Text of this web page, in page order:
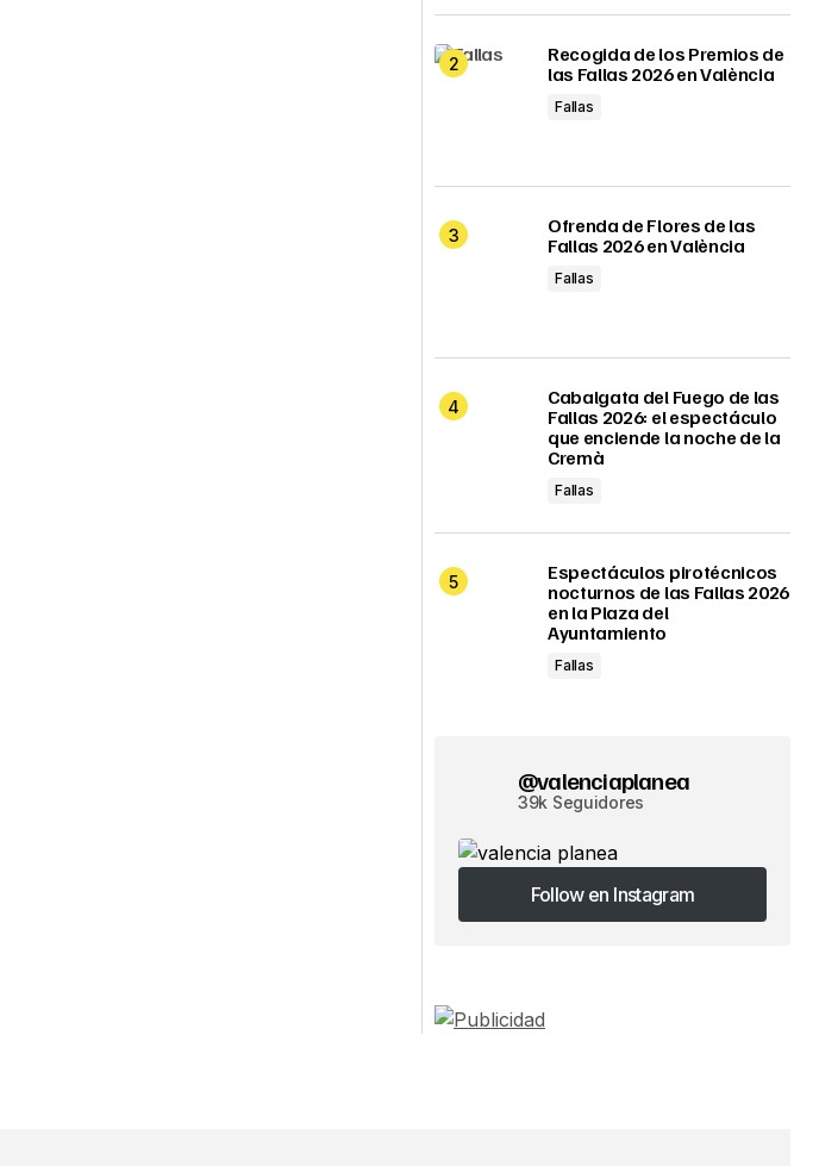
Recogida de los Premios de
las Fallas 2026 en València
Fallas
Ofrenda de Flores de las
Fallas 2026 en València
Fallas
Cabalgata del Fuego de las
Fallas 2026: el espectáculo
que enciende la noche de la
Cremà
Fallas
Espectáculos pirotécnicos
nocturnos de las Fallas 2026
en la Plaza del
Ayuntamiento
Fallas
@valenciaplanea
39k Seguidores
Follow en Instagram
Follow en Instagram